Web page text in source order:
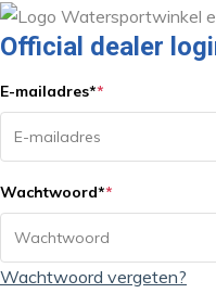
Official dealer
E-mailadres**
Wachtwoord**
Wachtwoord vergeten?